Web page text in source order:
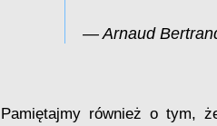
— Arnaud
Pamiętajmy również o tym,